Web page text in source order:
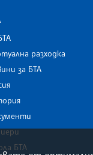
разходка
за БТА
БТА